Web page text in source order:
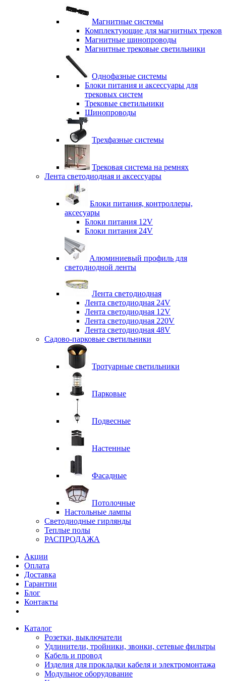
Магнитные системы
Комплектующие для магнитных треков
Магнитные шинопроводы
Магнитные трековые светильники
Однофазные системы
Блоки питания и аксессуары для
трековых систем
Трековые светильники
Шинопроводы
Трехфазные системы
Трековая система на ремнях
Лента светодиодная и аксессуары
Блоки питания, контроллеры,
аксесуары
Блоки питания 12V
Блоки питания 24V
Алюминиевый профиль для
светодиодной ленты
Лента светодиодная
Лента светодиодная 24V
Лента светодиодная 12V
Лента светодиодная 220V
Лента светодиодная 48V
Садово-парковые светильники
Тротуарные светильники
Парковые
Подвесные
Настенные
Фасадные
Потолочные
Настольные лампы
Светодиодные гирлянды
Теплые полы
РАСПРОДАЖА
Акции
Оплата
Доставка
Гарантии
Блог
Контакты
Каталог
Розетки, выключатели
Удлинители, тройники, звонки, сетевые фильтры
Кабель и провод
Изделия для прокладки кабеля и электромонтажа
Модульное оборудование